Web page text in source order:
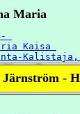
Maria
Kaisa
Järnström -